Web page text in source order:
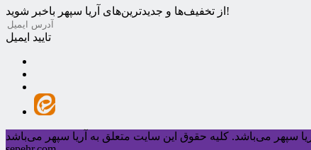
از تخفیف‌ها و جدیدترین‌های آریا سپهر باخبر شوید!
تایید ایمیل
سپهر می‌باشد.